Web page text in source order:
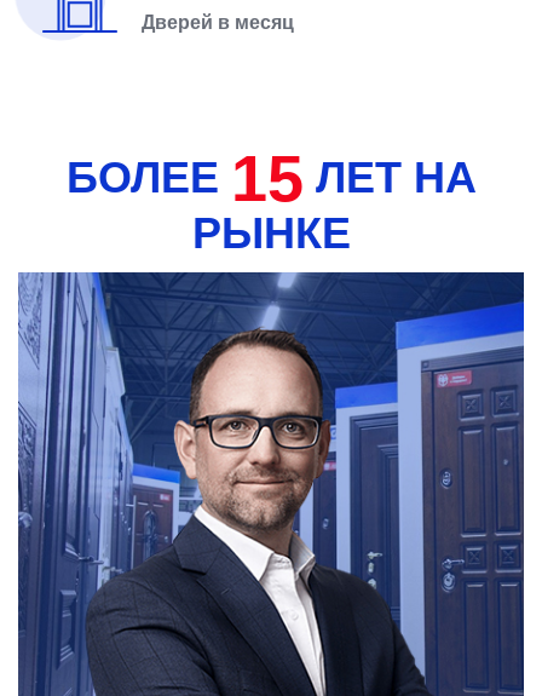
Дверей в месяц
БОЛЕЕ 15 ЛЕТ НА
РЫНКЕ